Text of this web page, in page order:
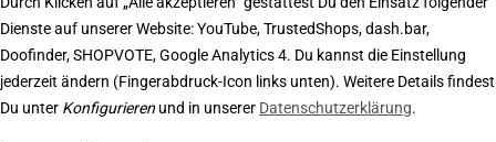
Dienste auf unserer Website: YouTube, TrustedShops, dash.bar,
Doofinder, SHOPVOTE, Google Analytics 4. Du kannst die Einstellung
jederzeit ändern (Fingerabdruck-Icon links unten). Weitere Details findest
Du unter Konfigurieren und in unserer Datenschutzerklärung.